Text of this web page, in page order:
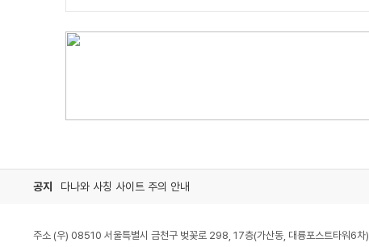
공지 다나와 사칭 사이트 주의 안내
주소 (우) 08510 서울특별시 금천구 벚꽃로 298, 17층(가산동, 대륭포스트타워6차)